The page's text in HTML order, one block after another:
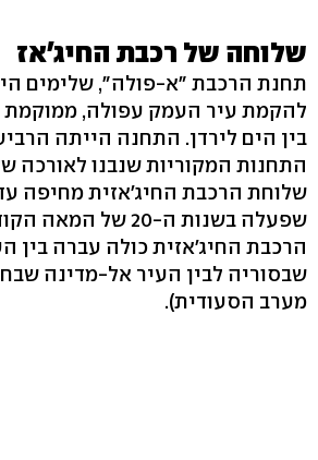
שלוחה של רכבת החיג'אז
תחנת הרכבת "א-פולה", שלימים
להקמת עיר העמק עפולה,
התחנות המקוריות שנבנו לאורכה
שלוחת הרכבת החיג'אזית מחיפה
שפעלה בשנות ה-20 של
הרכבת החיג'אזית כולה עברה בין
שבסוריה לבין העיר אל-מדינה
מערב הסעודית).